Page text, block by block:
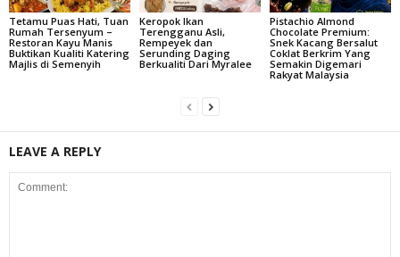
Tetamu Puas Hati, Tuan
Rumah Tersenyum –
Restoran Kayu Manis
Buktikan Kualiti Katering
Majlis di Semenyih
Keropok Ikan
Terengganu Asli,
Rempeyek dan
Serunding Daging
Berkualiti Dari Myralee
Pistachio Almond
Chocolate Premium:
Snek Kacang Bersalut
Coklat Berkrim Yang
Semakin Digemari
Rakyat Malaysia
LEAVE A REPLY